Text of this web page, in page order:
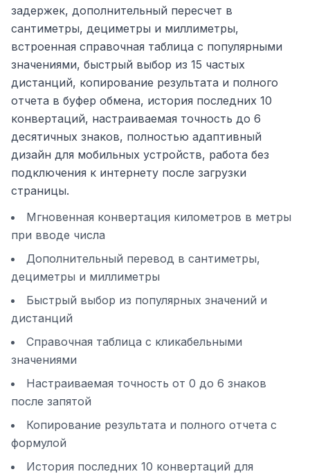
задержек, дополнительный пересчет в
сантиметры, дециметры и миллиметры,
встроенная справочная таблица с популярными
значениями, быстрый выбор из 15 частых
дистанций, копирование результата и полного
отчета в буфер обмена, история последних 10
конвертаций, настраиваемая точность до 6
десятичных знаков, полностью адаптивный
дизайн для мобильных устройств, работа без
подключения к интернету после загрузки
страницы.
Мгновенная конвертация километров в метры
при вводе числа
Дополнительный перевод в сантиметры,
дециметры и миллиметры
Быстрый выбор из популярных значений и
дистанций
Справочная таблица с кликабельными
значениями
Настраиваемая точность от 0 до 6 знаков
после запятой
Копирование результата и полного отчета с
формулой
История последних 10 конвертаций для